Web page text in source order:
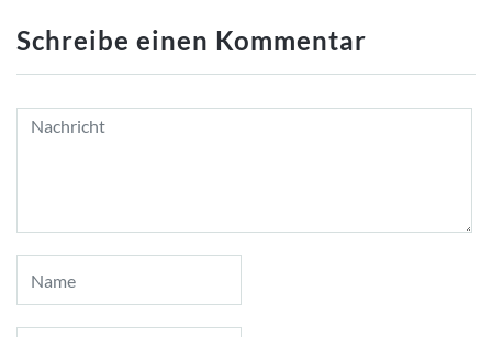
Schreibe einen Kommentar